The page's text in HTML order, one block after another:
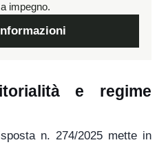
impegno.
e regime
n. 274/2025 mette in